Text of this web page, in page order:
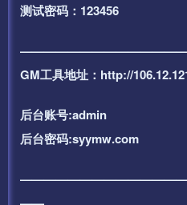
测试密码：123456
GM工具地址：http://
后台账号:admin
后台密码:syymw.com